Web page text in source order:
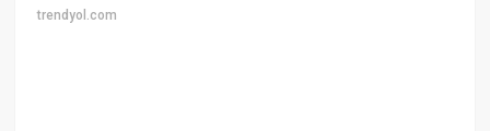
trendyol.com